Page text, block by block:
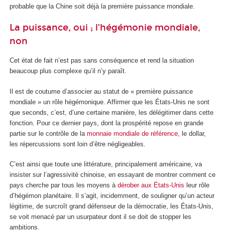
probable que la Chine soit déjà la première puissance mondiale.
La puissance, oui ; l’hégémonie mondiale,
non
Cet état de fait n’est pas sans conséquence et rend la situation
beaucoup plus complexe qu’il n’y paraît.
Il est de coutume d’associer au statut de « première puissance
mondiale » un rôle hégémonique. Affirmer que les États-Unis ne sont
que seconds, c’est, d’une certaine manière, les délégitimer dans cette
fonction. Pour ce dernier pays, dont la prospérité repose en grande
partie sur le contrôle de la monnaie mondiale de référence , le dollar,
les répercussions sont loin d’être négligeables.
C’est ainsi que toute une littérature, principalement américaine, va
insister sur l’agressivité chinoise, en essayant de montrer comment ce
pays cherche par tous les moyens à dérober aux États-Unis leur rôle
d’hégémon planétaire. Il s’agit, incidemment, de souligner qu’un acteur
légitime, de surcroît grand défenseur de la démocratie, les États-Unis,
se voit menacé par un usurpateur dont il se doit de stopper les
ambitions.